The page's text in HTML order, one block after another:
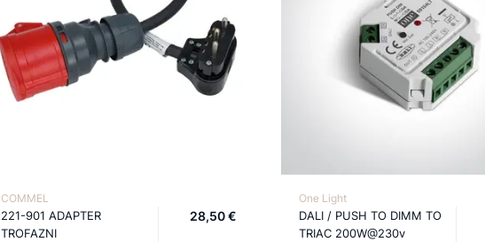
COMMEL
221-901 ADAPTER
TROFAZNI
28,50 €
One Light
DALI / PUSH TO DIMM TO
TRIAC 200W@230v